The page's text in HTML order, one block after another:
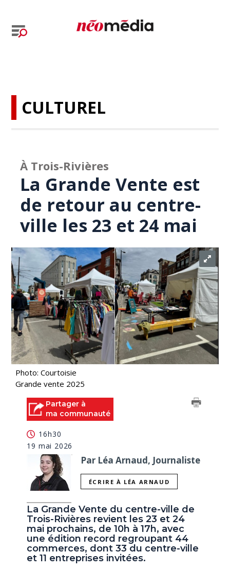
CULTUREL
À Trois-Rivières
La Grande Vente est
de retour au centre-
ville les 23 et 24 mai
Photo: Courtoisie
Grande vente 2025
Partager à
ma communauté
16h30
19 mai 2026
Par Léa Arnaud, Journaliste
ÉCRIRE À LÉA ARNAUD
La Grande Vente du centre-ville de
Trois-Rivières revient les 23 et 24
mai prochains, de 10h à 17h, avec
une édition record regroupant 44
commerces, dont 33 du centre-ville
et 11 entreprises invitées.